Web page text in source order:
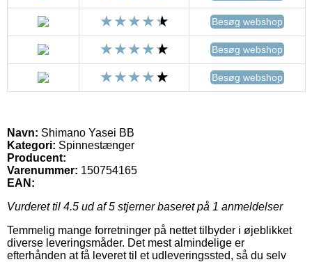
Besøg webshop
Besøg webshop
Besøg webshop
Navn: Shimano Yasei BB
Kategori: Spinnestænger
Producent:
Varenummer: 150754165
EAN:
Vurderet til 4.5 ud af 5 stjerner baseret på 1 anmeldelser
Temmelig mange forretninger på nettet tilbyder i øjeblikket
diverse leveringsmåder. Det mest almindelige er
efterhånden at få leveret til et udleveringssted, så du selv